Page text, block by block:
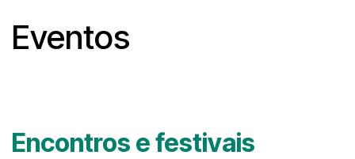
Eventos
Encontros e festivais